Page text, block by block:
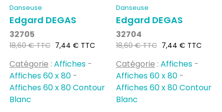
Danseuse
Edgard DEGAS
32705
Prix
18,60 € TTC Prix
7,44 € TTC
Catégorie : Affiches -
Affiches 60 x 80 -
Affiches 60 x 80 Contour
Blanc
Danseuse
Edgard DEGAS
32704
Prix
18,60 € TTC Prix
7,44 € TTC
Catégorie : Affiches -
Affiches 60 x 80 -
Affiches 60 x 80 Contour
Blanc